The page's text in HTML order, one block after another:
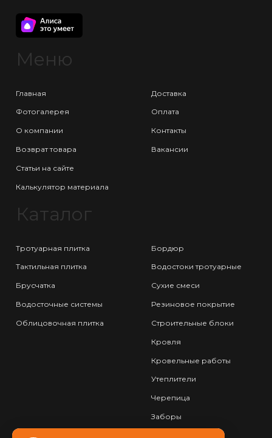
Меню
Главная
Фотогалерея
О компании
Возврат товара
Статьи на сайте
Калькулятор материала
Доставка
Оплата
Контакты
Вакансии
Каталог
Тротуарная плитка
Тактильная плитка
Брусчатка
Водосточные системы
Облицовочная плитка
Бордюр
Водостоки тротуарные
Сухие смеси
Резиновое покрытие
Строительные блоки
Кровля
Кровельные работы
Утеплители
Черепица
Заборы